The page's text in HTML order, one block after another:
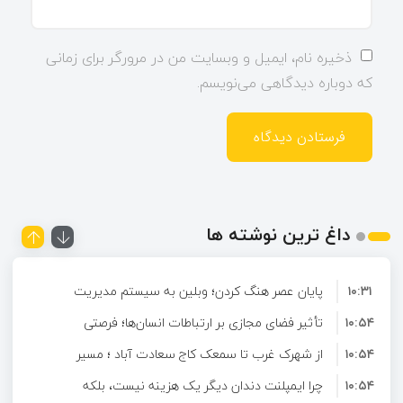
ذخیره نام، ایمیل و وبسایت من در مرورگر برای زمانی
که دوباره دیدگاهی می‌نویسم.
داغ ترین نوشته ها
پایان عصر هنگ کردن؛ وبلین به سیستم مدیریت
محتوای حرفه ای ارتقا پیدا کرد!
۱۰:۳۱
تأثیر فضای مجازی بر ارتباطات انسان‌ها؛ فرصتی
برای تعامل و آشنایی در دنیای دیجیتال
۱۰:۵۴
از شهرک غرب تا سمعک کاج سعادت آباد ؛ مسیر
شنیدن دوباره در غرب تهران
۱۰:۵۴
چرا ایمپلنت دندان دیگر یک هزینه نیست، بلکه
۱۰:۵۴